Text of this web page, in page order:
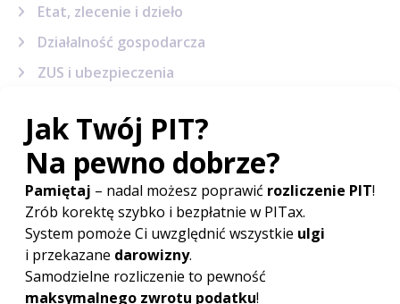
Etat, zlecenie i dzieło
Działalność gospodarcza
ZUS i ubezpieczenia
Dochody z zagranicy
Najem
Kredyty w PIT
Dochody inwestycyjne
Sytuacje podatkowe
Terminy, wskaźniki i stawki